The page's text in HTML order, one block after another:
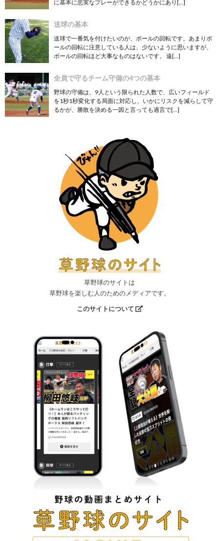
に基本に忠実なプレーができるかどうかにあり[…]
送球の基本
送球で一番気を付けたいのが、ボールの回転です。あまりボ
ールの回転に注意している人は、少ないように思いますが、
ボールの回転ほど大事なものはないです。 遠[…]
全員で守るチーム守備の4つの基本
野球の守備は、9人という限られた人数で、広いフィールド
を1秒1秒変化する局面に対応し、いかにリスクを減らして守
るかが、勝敗を決める一因と言っても過言で[…]
草野球のサイトは
草野球を楽しむ人のためのメディアです。
このサイトについて